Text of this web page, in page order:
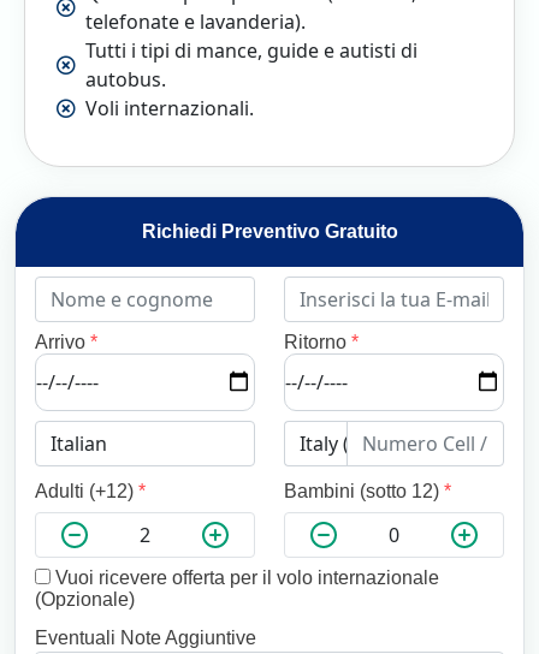
telefonate e lavanderia).
Tutti i tipi di mance, guide e autisti di
autobus.
Voli internazionali.
Richiedi Preventivo Gratuito
Arrivo * Ritorno *
Adulti (+12) * Bambini (sotto 12) *
Vuoi ricevere offerta per il volo internazionale
(Opzionale)
Eventuali Note Aggiuntive